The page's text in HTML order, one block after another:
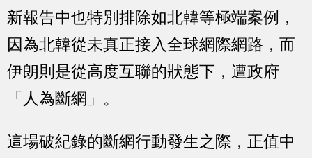
新報告中也特別排除如北韓等極端案例，
因為北韓從未真正接入全球網際網路，而
伊朗則是從高度互聯的狀態下，遭政府
「人為斷網」。
這場破紀錄的斷網行動發生之際，正值中